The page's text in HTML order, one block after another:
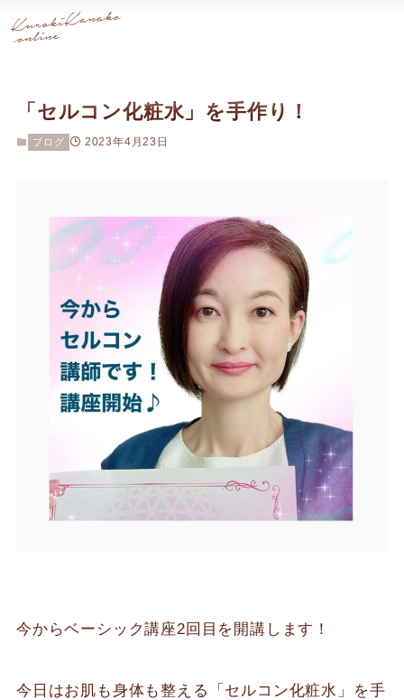
「セルコン化粧水」を手作り！
ブログ 2023年4月23日
今からベーシック講座2回目を開講します！
今日はお肌も身体も整える「セルコン化粧水」を手